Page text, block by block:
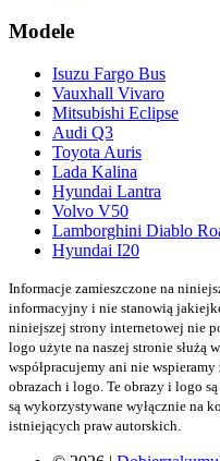
Modele
Isuzu Fargo Bus
Vauxhall Vivaro
Mitsubishi Eclipse
Audi Q3
Toyota Auris
Lada Kalina
Hyundai Lantra
Volvo V50
Lamborghini Diablo
Hyundai I20
Informacje zamieszczone na
informacyjny i nie stanowią
niniejszej strony internetowej nie
logo użyte na naszej stronie służą
współpracujemy ani nie
obrazach i logo. Te obrazy i logo
są wykorzystywane wyłącznie na
istniejących praw autorskich.